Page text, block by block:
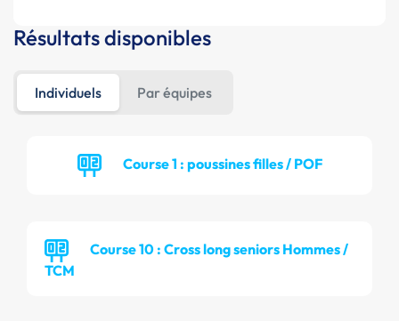
Résultats disponibles
Individuels Par équipes
Course 1 : poussines filles / POF
Course 10 : Cross long seniors Hommes /
TCM